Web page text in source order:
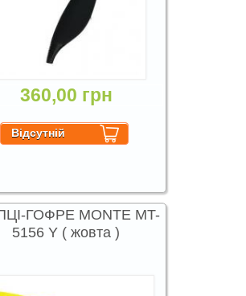
360,00 грн
ГОФРЕ MONTE MT-
5156 Y ( жовта )